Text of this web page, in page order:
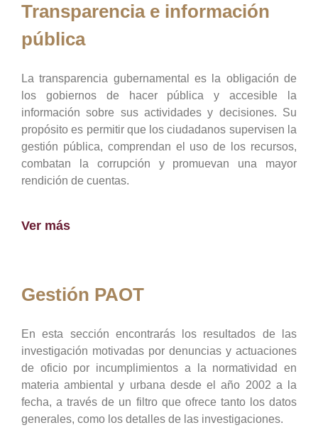
Transparencia e información
pública
La transparencia gubernamental es la obligación de
los gobiernos de hacer pública y accesible la
información sobre sus actividades y decisiones. Su
propósito es permitir que los ciudadanos supervisen la
gestión pública, comprendan el uso de los recursos,
combatan la corrupción y promuevan una mayor
rendición de cuentas.
Ver más
Gestión PAOT
En esta sección encontrarás los resultados de las
investigación motivadas por denuncias y actuaciones
de oficio por incumplimientos a la normatividad en
materia ambiental y urbana desde el año 2002 a la
fecha, a través de un filtro que ofrece tanto los datos
generales, como los detalles de las investigaciones.